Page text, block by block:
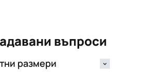
въпроси
размери